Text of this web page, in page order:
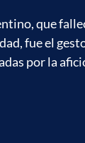
que
fue el
por la